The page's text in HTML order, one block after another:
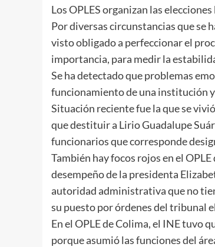
Los OPLES organizan las
Por diversas circunstancias que se
visto obligado a perfeccionar el
importancia, para medir la
Se ha detectado que problemas
funcionamiento de una institución
Situación reciente fue la que se
que destituir a Lirio Guadalupe
funcionarios que corresponde
También hay focos rojos en el
desempeño de la presidenta
autoridad administrativa que no
su puesto por órdenes del tribunal
En el OPLE de Colima, el INE tuvo
porque asumió las funciones del